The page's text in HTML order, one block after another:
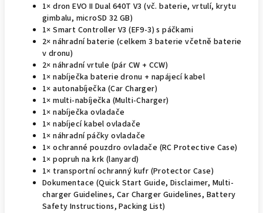
1× dron EVO II Dual 640T V3 (vč. baterie, vrtulí, krytu
gimbalu, microSD 32 GB)
1× Smart Controller V3 (EF9-3) s páčkami
2× náhradní baterie (celkem 3 baterie včetně baterie
v dronu)
2× náhradní vrtule (pár CW + CCW)
1× nabíječka baterie dronu + napájecí kabel
1× autonabíječka (Car Charger)
1× multi-nabíječka (Multi-Charger)
1× nabíječka ovladače
1× nabíjecí kabel ovladače
1× náhradní páčky ovladače
1× ochranné pouzdro ovladače (RC Protective Case)
1× popruh na krk (lanyard)
1× transportní ochranný kufr (Protector Case)
Dokumentace (Quick Start Guide, Disclaimer, Multi-
charger Guidelines, Car Charger Guidelines, Battery
Safety Instructions, Packing List)